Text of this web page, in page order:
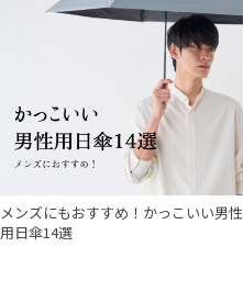
メンズにもおすすめ！かっこいい男性
用日傘14選